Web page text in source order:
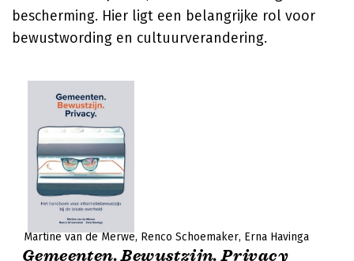
bescherming. Hier ligt een belangrijke rol voor
bewustwording en cultuurverandering.
Martine van de Merwe Renco Schoemaker Erna Havinga
Gemeenten. Bewustzijn. Privacy